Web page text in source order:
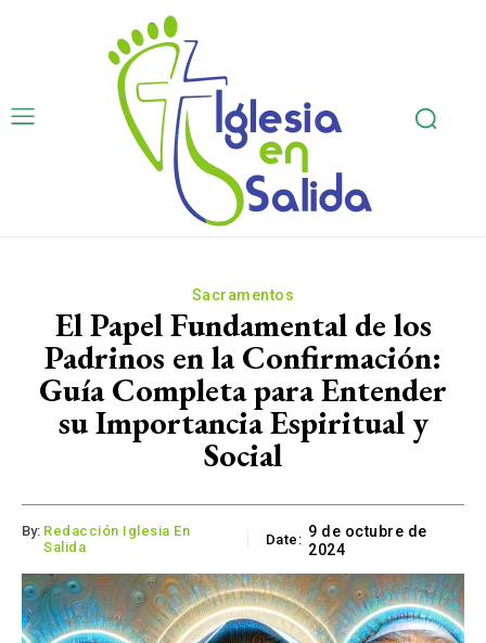
Sacramentos
El Papel Fundamental de los
Padrinos en la Confirmación:
Guía Completa para Entender
su Importancia Espiritual y
Social
By: Redacción Iglesia En
Salida
Date: 9 de octubre de
2024